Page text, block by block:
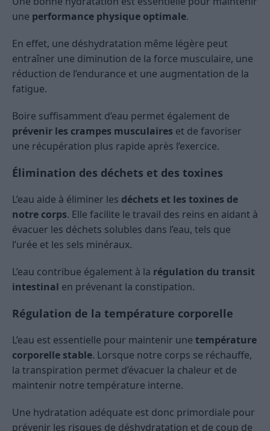
une performance physique optimale.
En effet, une déshydratation même légère peut
entraîner une diminution de la force musculaire, une
réduction de l’endurance et une augmentation de la
fatigue.
Boire suffisamment d’eau permet également de
prévenir les crampes musculaires et de favoriser
une récupération plus rapide après l’exercice.
Élimination des déchets et des toxines
L’eau aide à éliminer les déchets et les toxines de
notre corps. Elle facilite le travail des reins en aidant à
évacuer les déchets solubles dans l’eau, tels que
l’urée et les sels minéraux.
L’eau contribue également à la régulation du transit
intestinal en prévenant la constipation.
Régulation de la température corporelle
L’eau est essentielle pour maintenir une température
corporelle stable. Lorsque notre corps se réchauffe,
la transpiration permet d’évacuer la chaleur et de
maintenir notre température interne.
Une hydratation adéquate est donc primordiale pour
prévenir les risques de déshydratation et de coup de